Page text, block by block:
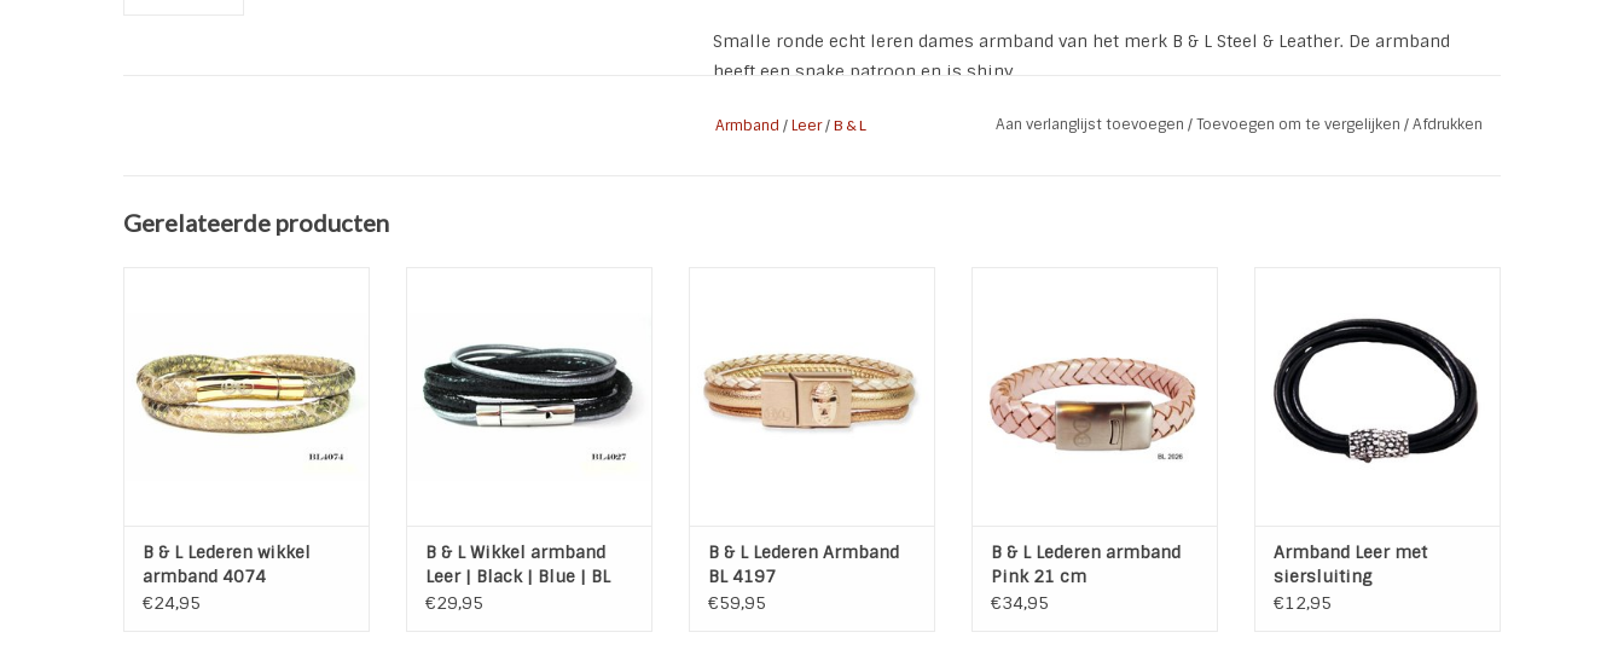
Smalle ronde echt leren dames armband van het merk B & L Steel & Leather. De armband
heeft een snake patroon en is shiny.
* Maat: 22 cm
Armband /Leer/ B & L Aan verlanglijst toevoegen /Toevoegen om te vergelijken /Afdrukken
Gerelateerde producten
Slot: Rond staal Goud (12)
Breedte armband: 6 mm
Kleur: Goud-Bruin-Beige
TOEVOEGEN AAN WINKELWAGEN
B & L Lederen wikkel
armband 4074
€24,95
Materiaal: Leer | Stainless Steel
Slot: Rond Shiny Steel
Breedte slot: 9 mm
B & L Wikkel armband
Leer | Black | Blue | BL
4027
€29,95
Kleuren: zacht roze, rose
Slot: Smal Buddah Rose
Breedte slot: 1,5 cm
Materiaal: Leer / Stainless
B & L Lederen Armband
BL 4197
€59,95
Maat: 21 cm
Kleur: Roze / Steel
TOEVOEGEN AAN WINKELWAGEN
B & L Lederen armband
Pink 21 cm
€34,95
magnetische siersluiting
Kleur: Zwart | Zilver
Materiaal: Leder | Metaal
Lengte Armaband: 20 cm
Sluiting: Magneetsluiting
TOEVOEGEN AAN WINKELWAGEN
Armband Leer met
siersluiting
€12,95